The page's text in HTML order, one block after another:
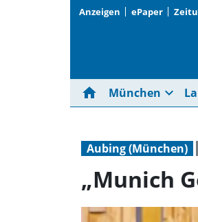
Anzeigen ePaper
home München expand_more
Aubing (München)
„Munich